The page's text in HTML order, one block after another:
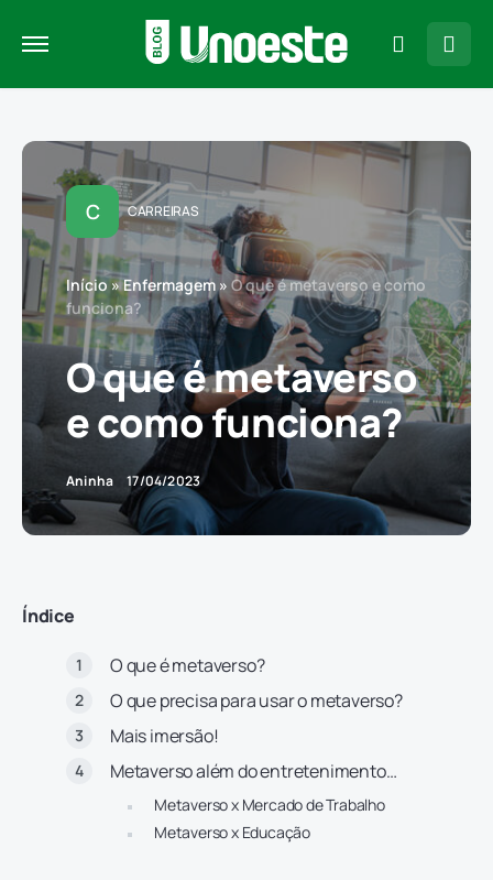
C CARREIRAS
Início»Enfermagem » O que é metaverso e como
funciona?
O que é metaverso
e como funciona?
Aninha 17/04/2023
Índice
O que é metaverso?
O que precisa para usar o metaverso?
Mais imersão!
Metaverso além do entretenimento…
Metaverso x Mercado de Trabalho
Metaverso x Educação